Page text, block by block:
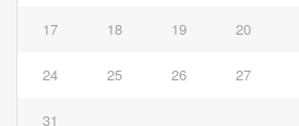
17 18 19 20
24 25 26 27
31